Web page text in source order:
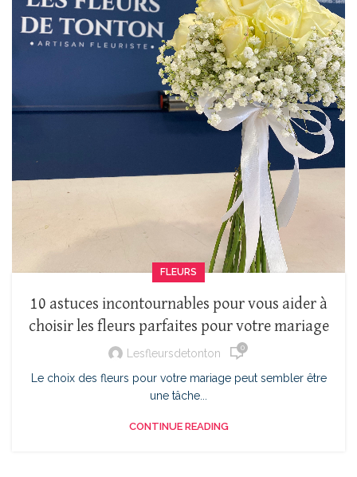
FLEURS
10 astuces incontournables pour vous aider à
choisir les fleurs parfaites pour votre mariage
Lesfleursdetonton 0
Le choix des fleurs pour votre mariage peut sembler être
une tâche...
CONTINUE READING